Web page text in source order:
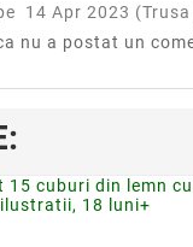
14 Apr 2023 (
nu a postat un